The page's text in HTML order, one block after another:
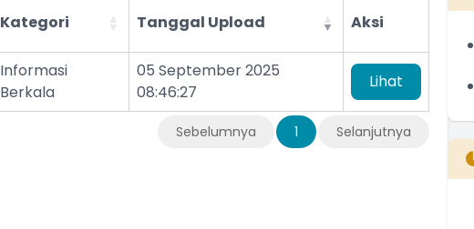
Kategori Tanggal Upload Aksi
Informasi
Berkala
05 September 2025
08:46:27
Lihat
Sebelumnya 1 Selanjutnya